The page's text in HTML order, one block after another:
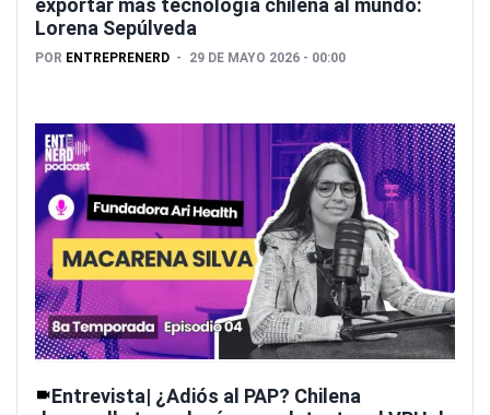
exportar más tecnología chilena al mundo:
Lorena Sepúlveda
POR ENTREPRENERD 29 DE MAYO 2026 - 00:00
Entrevista| ¿Adiós al PAP? Chilena